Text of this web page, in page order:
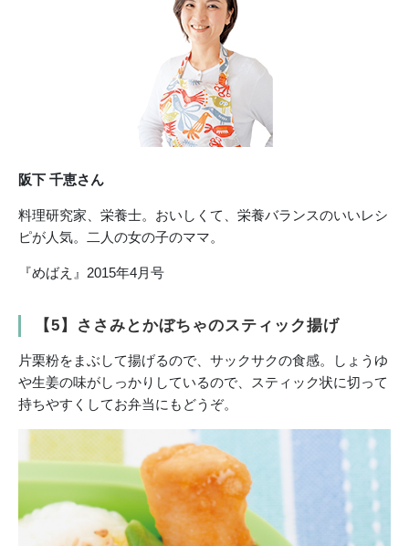
阪下 千恵さん
料理研究家、栄養士。おいしくて、栄養バランスのいいレシ
ピが人気。二人の女の子のママ。
『めばえ』2015年4月号
【5】ささみとかぼちゃのスティック揚げ
片栗粉をまぶして揚げるので、サックサクの食感。しょうゆ
や生姜の味がしっかりしているので、スティック状に切って
持ちやすくしてお弁当にもどうぞ。